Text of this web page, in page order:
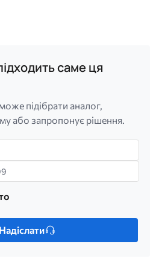
саме ця
підібрати аналог,
або запропонує рішення.
Надіслати